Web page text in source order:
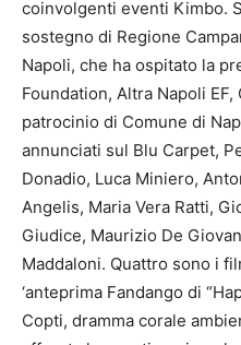
coinvolgenti eventi Kimbo.
sostegno di Regione
Napoli, che ha ospitato la
Foundation, Altra Napoli
patrocinio di Comune di
annunciati sul Blu Carpet,
Donadio, Luca Miniero,
Angelis, Maria Vera Ratti,
Giudice, Maurizio De
Maddaloni. Quattro sono i
‘anteprima Fandango di
Copti, dramma corale